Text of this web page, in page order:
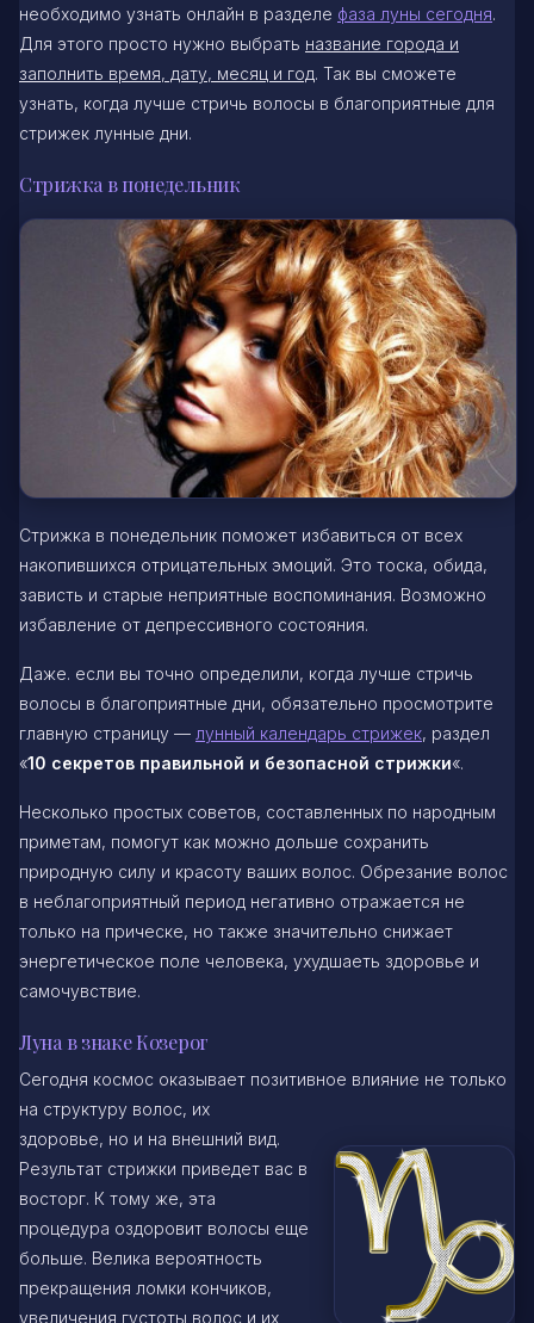
необходимо узнать онлайн в разделе фаза луны сегодня.
Для этого просто нужно выбрать название города и
заполнить время, дату, месяц и год. Так вы сможете
узнать, когда лучше стричь волосы в благоприятные для
стрижек лунные дни.
Стрижка в понедельник
Стрижка в понедельник поможет избавиться от всех
накопившихся отрицательных эмоций. Это тоска, обида,
зависть и старые неприятные воспоминания. Возможно
избавление от депрессивного состояния.
Даже. если вы точно определили, когда лучше стричь
волосы в благоприятные дни, обязательно просмотрите
главную страницу — лунный календарь стрижек, раздел
«10 секретов правильной и безопасной стрижки«.
Несколько простых советов, составленных по народным
приметам, помогут как можно дольше сохранить
природную силу и красоту ваших волос. Обрезание волос
в неблагоприятный период негативно отражается не
только на прическе, но также значительно снижает
энергетическое поле человека, ухудшаеть здоровье и
самочувствие.
Луна в знаке Козерог
Сегодня космос оказывает позитивное влияние не только
на структуру волос, их
здоровье, но и на внешний вид.
Результат стрижки приведет вас в
восторг. К тому же, эта
процедура оздоровит волосы еще
больше. Велика вероятность
прекращения ломки кончиков,
увеличения густоты волос и их